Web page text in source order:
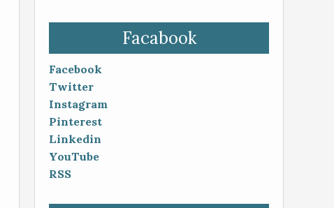
Facabook
Facebook
Twitter
Instagram
Pinterest
Linkedin
YouTube
RSS